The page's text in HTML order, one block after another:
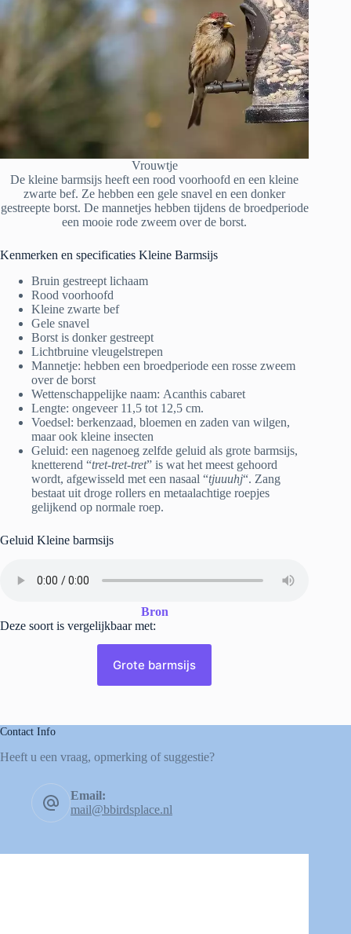
Vrouwtje
De kleine barmsijs heeft een rood voorhoofd en een kleine
zwarte bef. Ze hebben een gele snavel en een donker
gestreepte borst. De mannetjes hebben tijdens de broedperiode
een mooie rode zweem over de borst.
Kenmerken en specificaties Kleine Barmsijs
Bruin gestreept lichaam
Rood voorhoofd
Kleine zwarte bef
Gele snavel
Borst is donker gestreept
Lichtbruine vleugelstrepen
Mannetje: hebben een broedperiode een rosse zweem
over de borst
Wettenschappelijke naam: Acanthis cabaret
Lengte: ongeveer 11,5 tot 12,5 cm.
Voedsel: berkenzaad, bloemen en zaden van wilgen,
maar ook kleine insecten
Geluid: een nagenoeg zelfde geluid als grote barmsijs,
knetterend “tret-tret-tret” is wat het meest gehoord
wordt, afgewisseld met een nasaal “tjuuuhj“. Zang
bestaat uit droge rollers en metaalachtige roepjes
gelijkend op normale roep.
Geluid Kleine barmsijs
Bron
Deze soort is vergelijkbaar met:
Grote barmsijs
Contact Info
Heeft u een vraag, opmerking of suggestie?
Email:
mail@bbirdsplace.nl